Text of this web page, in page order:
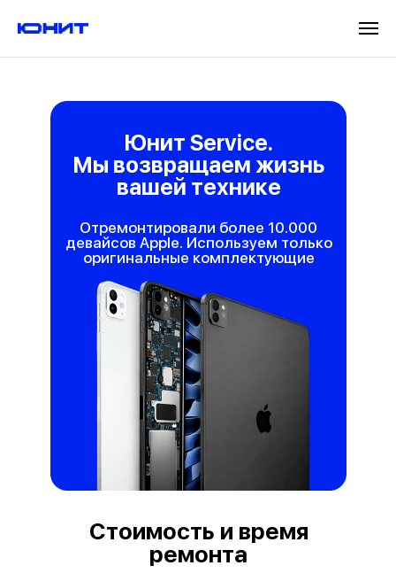
Стоимость и время
ремонта
Юнит Service.
Мы возвращаем жизнь
вашей технике
Отремонтировали более 10.000
девайсов Apple. Используем только
оригинальные комплектующие